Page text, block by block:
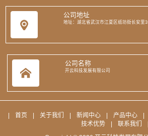
公司地址
地址：湖北省武汉市江夏区纸坊街长安里
公司名称
开云科技发展有限公司
首页 关于我们 新闻中心 产品中心
技术优势
联系我们